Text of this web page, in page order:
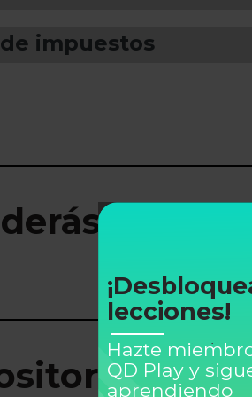
lecciones!
Hazte
QD Play y
aprendiendo
impuestos